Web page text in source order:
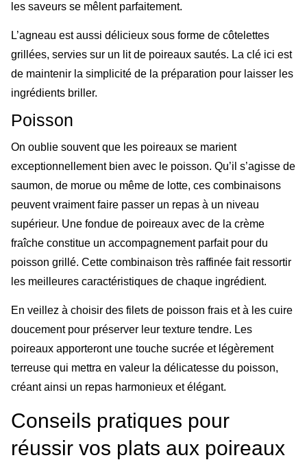
les saveurs se mêlent parfaitement.
L’agneau est aussi délicieux sous forme de côtelettes
grillées, servies sur un lit de poireaux sautés. La clé ici est
de maintenir la simplicité de la préparation pour laisser les
ingrédients briller.
Poisson
On oublie souvent que les poireaux se marient
exceptionnellement bien avec le poisson. Qu’il s’agisse de
saumon, de morue ou même de lotte, ces combinaisons
peuvent vraiment faire passer un repas à un niveau
supérieur. Une fondue de poireaux avec de la crème
fraîche constitue un accompagnement parfait pour du
poisson grillé. Cette combinaison très raffinée fait ressortir
les meilleures caractéristiques de chaque ingrédient.
En veillez à choisir des filets de poisson frais et à les cuire
doucement pour préserver leur texture tendre. Les
poireaux apporteront une touche sucrée et légèrement
terreuse qui mettra en valeur la délicatesse du poisson,
créant ainsi un repas harmonieux et élégant.
Conseils pratiques pour
réussir vos plats aux poireaux